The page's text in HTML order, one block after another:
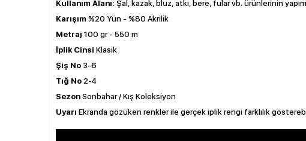
Kullanım Alanı: Şal, kazak, bluz, atkı, bere, fular vb. ürünlerinin
Karışım %20 Yün - %80 Akrilik
Metraj 100 gr - 550 m
İplik Cinsi Klasik
Şiş No 3-6
Tığ No 2-4
Sezon Sonbahar / Kış Koleksiyon
Uyarı Ekranda gözüken renkler ile gerçek iplik rengi farklılık